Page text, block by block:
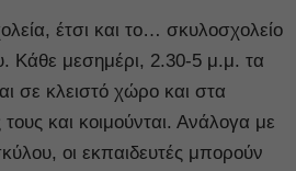
έτσι και το… σκυλοσχολείο
Κάθε μεσημέρι, 2.30-5 μ.μ. τα
σε κλειστό χώρο και στα
και κοιμούνται. Ανάλογα με
οι εκπαιδευτές μπορούν